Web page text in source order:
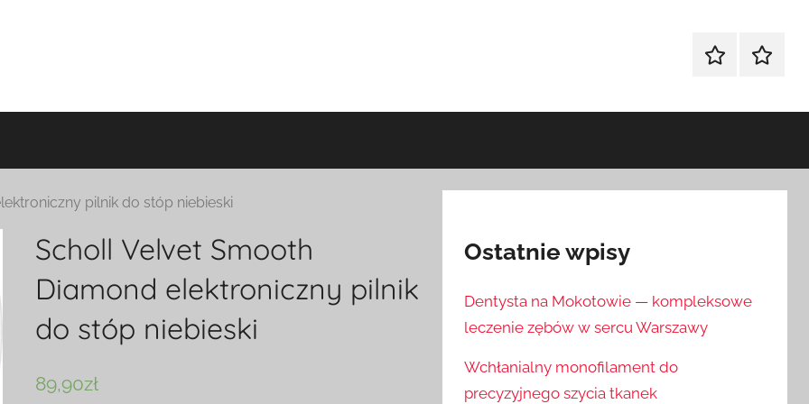
Sklep Blog
pilnik do stóp niebieski
Scholl Velvet Smooth
Diamond elektroniczny pilnik
do stóp niebieski
89,90zł
Ostatnie wpisy
Dentysta na Mokotowie — kompleksowe
leczenie zębów w sercu Warszawy
Wchłanialny monofilament do
precyzyjnego szycia tkanek